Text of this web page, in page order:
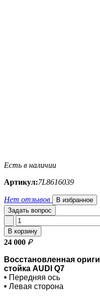
Есть в наличии
Артикул:7L8616039
Нет отзывов
В избранное
Задать вопрос
В корзину
24 000 ₽
Восстановленная
стойка AUDI Q7
• Передняя ось
• Левая сторона